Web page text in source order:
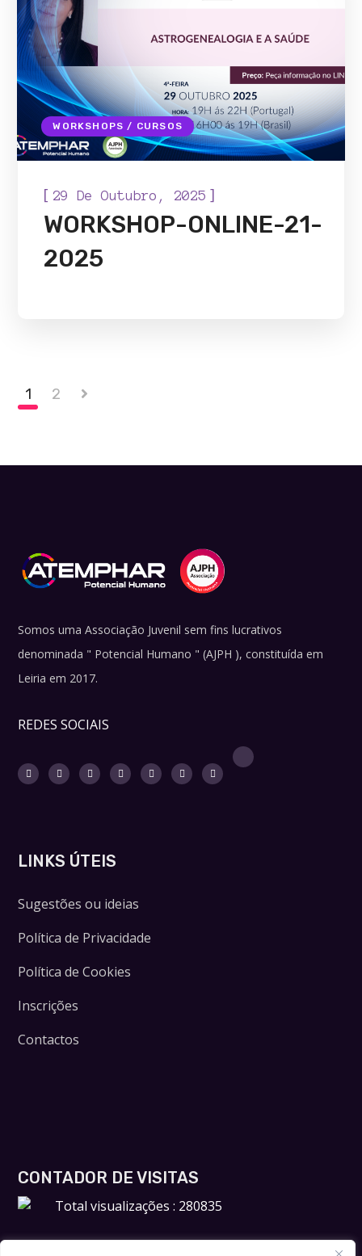
WORKSHOPS / CURSOS
[ 29 De Outubro, 2025 ]
WORKSHOP-ONLINE-21-
2025
1 2
Somos uma Associação Juvenil sem fins lucrativos
denominada " Potencial Humano " (AJPH ), constituída em
Leiria em 2017.
REDES SOCIAIS
LINKS ÚTEIS
Sugestões ou ideias
Política de Privacidade
Política de Cookies
Inscrições
Contactos
CONTADOR DE VISITAS
Total visualizações : 280835